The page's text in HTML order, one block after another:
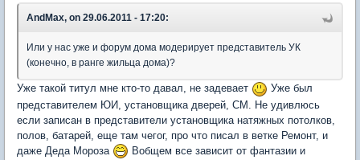
AndMax, on 29.06.2011 - 17:20:
Или у нас уже и форум дома модерирует представитель УК
(конечно, в ранге жильца дома)?
Уже такой титул мне кто-то давал, не задевает
Уже был
представителем ЮИ, установщика дверей, СМ. Не удивлюсь
если записан в представители установщика натяжных потолков,
полов, батарей, еще там чегог, про что писал в ветке Ремонт, и
даже Деда Мороза
Вобщем все зависит от фантазии и